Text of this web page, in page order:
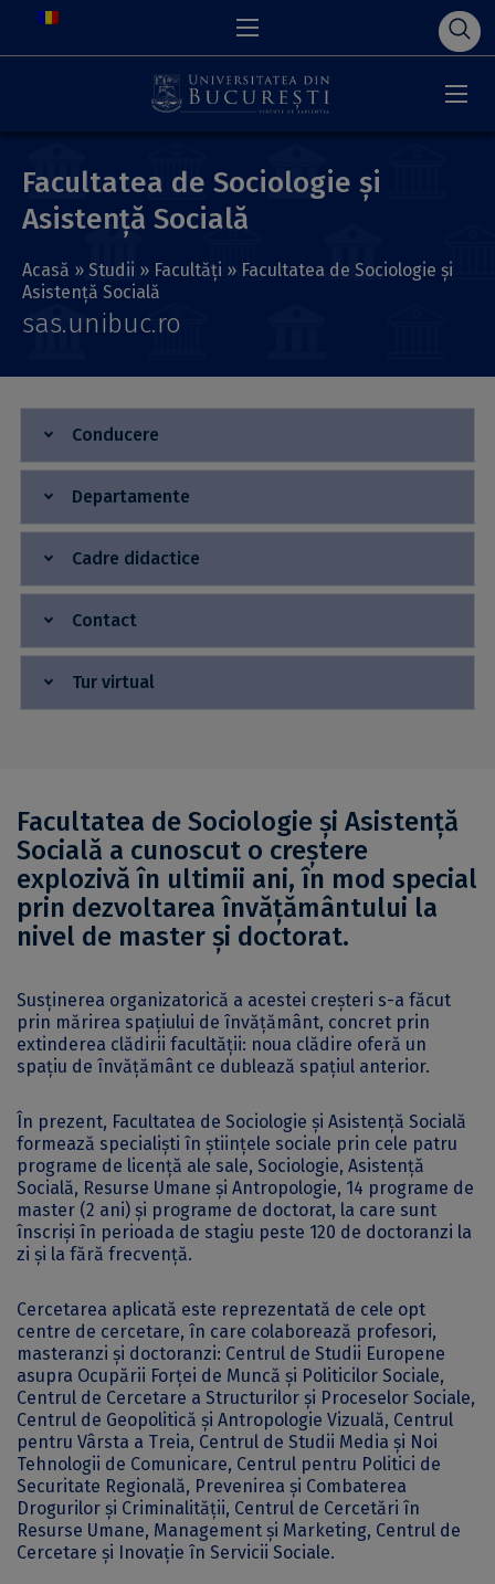
Facultatea de Sociologie și
Asistență Socială
Acasă » Studii » Facultăți » Facultatea de Sociologie și
Asistență Socială
sas.unibuc.ro
Conducere
Departamente
Cadre didactice
Contact
Tur virtual
Facultatea de Sociologie și Asistență
Socială a cunoscut o creștere
explozivă în ultimii ani, în mod special
prin dezvoltarea învățământului la
nivel de master și doctorat.
Susținerea organizatorică a acestei creșteri s-a făcut
prin mărirea spațiului de învățământ, concret prin
extinderea clădirii facultății: noua clădire oferă un
spațiu de învățământ ce dublează spațiul anterior.
În prezent, Facultatea de Sociologie şi Asistenţă Socială
formează specialişti în ştiinţele sociale prin cele patru
programe de licență ale sale, Sociologie, Asistență
Socială, Resurse Umane și Antropologie, 14 programe de
master (2 ani) şi programe de doctorat, la care sunt
înscrişi în perioada de stagiu peste 120 de doctoranzi la
zi şi la fără frecvenţă.
Cercetarea aplicată este reprezentată de cele opt
centre de cercetare, în care colaborează profesori,
masteranzi și doctoranzi: Centrul de Studii Europene
asupra Ocupării Forței de Muncă și Politicilor Sociale,
Centrul de Cercetare a Structurilor și Proceselor Sociale,
Centrul de Geopolitică și Antropologie Vizuală, Centrul
pentru Vârsta a Treia, Centrul de Studii Media și Noi
Tehnologii de Comunicare, Centrul pentru Politici de
Securitate Regională, Prevenirea și Combaterea
Drogurilor și Criminalității, Centrul de Cercetări în
Resurse Umane, Management și Marketing, Centrul de
Cercetare și Inovație în Servicii Sociale.